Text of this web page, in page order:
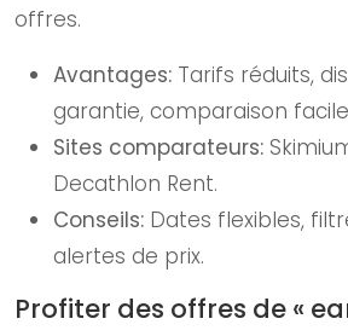
offres.
Avantages: Tarifs réduits,
garantie, comparaison
Sites comparateurs:
Decathlon Rent.
Conseils: Dates flexibles,
alertes de prix.
Profiter des offres de «